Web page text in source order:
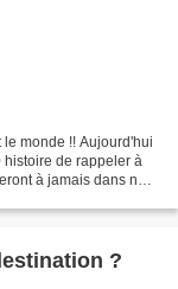
de rappeler à
à jamais dans nos
?